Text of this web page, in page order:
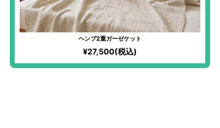
ヘンプ2重ガーゼケット
¥27,500(税込)